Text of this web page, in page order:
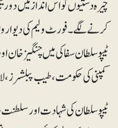
چیرہ دستیوں کو اس انداز میں
کرنے لگے ۔ فورٹ ولیم کی
ٹیپوسلطان سفاکی میں چنگیز
کمپنی کی حکومت، طیب پبلشرز،
ٹیپو سلطان کی شہادت اور